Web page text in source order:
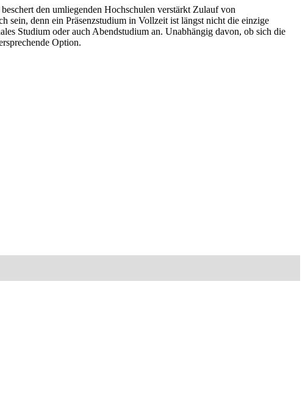
den umliegenden Hochschulen verstärkt Zulauf von
sein, denn ein Präsenzstudium in Vollzeit ist längst nicht die einzige
Studium oder auch Abendstudium an. Unabhängig davon, ob sich die
Option.